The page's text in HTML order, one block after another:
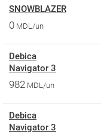
SNOWBLAZER
0 MDL/un
Debica
Navigator 3
982 MDL/un
Debica
Navigator 3